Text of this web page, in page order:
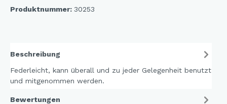
Produktnummer: 30253
Beschreibung
Federleicht, kann überall und zu jeder Gelegenheit benutzt
und mitgenommen werden.
Bewertungen